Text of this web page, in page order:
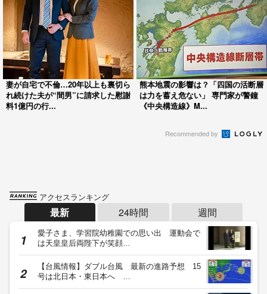
妻が自宅で不倫…20年以上も裏切ら
れ続けた夫が“間男”に請求した慰謝
料1億円の行...
熊本地震の影響は？「四国の活断層
は力を蓄え危ない」 専門家が警鐘
《中央構造線》M...
Recommended by
アクセスランキング
最新 24時間 週間
愛子さま、学習院幼稚園での思い出 運動会で
は天皇皇后両陛下が笑顔…
【台風情報】ダブル台風 最新の進路予想 15
号は北日本・東日本へ …